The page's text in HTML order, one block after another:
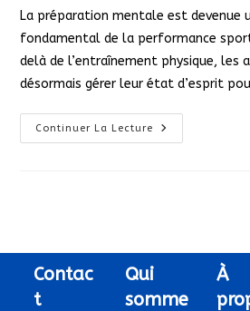
la
publication :
La préparation mentale est devenue
fondamental de la performance
delà de l’entraînement physique, les
désormais gérer leur état d’esprit
Continuer La Lecture
Pourquoi
La
Sportifs
Professionnels
Contac
t
Qui
somme
À